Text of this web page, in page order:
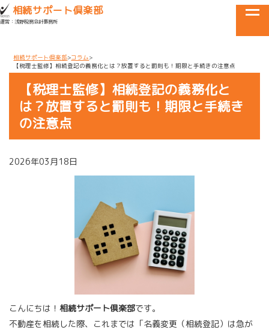
目黒区・世田谷区・品川区で相続に関するお悩みなら
相続サポート倶楽部
運営：浅野税務会計事務所
相続サポート倶楽部 コラム
【税理士監修】相続登記の義務化とは？放置すると罰則も！期限と手続きの注意点
【税理士監修】相続登記の義務化と
は？放置すると罰則も！期限と手続き
の注意点
2026年03月18日
こんにちは！ 相続サポート倶楽部です。
不動産を相続した際、これまでは「名義変更（相続登記）は急が